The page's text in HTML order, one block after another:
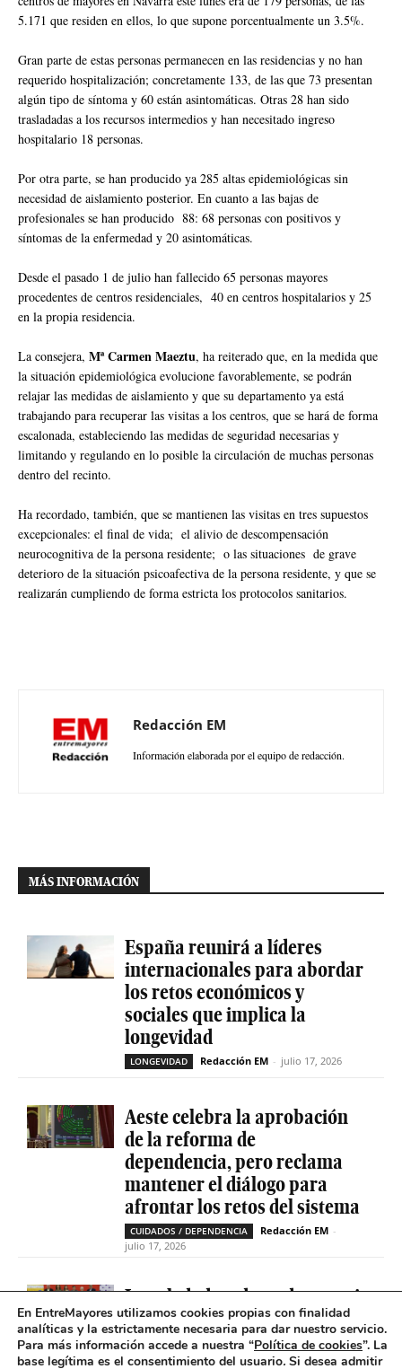
5.171 que residen en ellos, lo que supone porcentualmente un 3.5%.
Gran parte de estas personas permanecen en las residencias y no han
requerido hospitalización; concretamente 133, de las que 73 presentan
algún tipo de síntoma y 60 están asintomáticas. Otras 28 han sido
trasladadas a los recursos intermedios y han necesitado ingreso
hospitalario 18 personas.
Por otra parte, se han producido ya 285 altas epidemiológicas sin
necesidad de aislamiento posterior. En cuanto a las bajas de
profesionales se han producido 88: 68 personas con positivos y
síntomas de la enfermedad y 20 asintomáticas.
Desde el pasado 1 de julio han fallecido 65 personas mayores
procedentes de centros residenciales, 40 en centros hospitalarios y 25
en la propia residencia.
La consejera, Mª Carmen Maeztu, ha reiterado que, en la medida que
la situación epidemiológica evolucione favorablemente, se podrán
relajar las medidas de aislamiento y que su departamento ya está
trabajando para recuperar las visitas a los centros, que se hará de forma
escalonada, estableciendo las medidas de seguridad necesarias y
limitando y regulando en lo posible la circulación de muchas personas
dentro del recinto.
Ha recordado, también, que se mantienen las visitas en tres supuestos
excepcionales: el final de vida; el alivio de descompensación
neurocognitiva de la persona residente; o las situaciones de grave
deterioro de la situación psicoafectiva de la persona residente, y que se
realizarán cumpliendo de forma estricta los protocolos sanitarios.
Redacción EM
Información elaborada por el equipo de redacción.
MÁS INFORMACIÓN
España reunirá a líderes
internacionales para abordar
los retos económicos y
sociales que implica la
longevidad
LONGEVIDAD Redacción EM - julio 17, 2026
Aeste celebra la aprobación
de la reforma de
dependencia, pero reclama
mantener el diálogo para
afrontar los retos del sistema
CUIDADOS / DEPENDENCIA Redacción EM -
julio 17, 2026
La soledad no deseada es casi
cinco veces superior entre
personas que tienen
problemas de salud mental
En EntreMayores utilizamos cookies propias con finalidad
analíticas y la estrictamente necesaria para dar nuestro servicio.
Para más información accede a nuestra “Política de cookies”. La
base legítima es el consentimiento del usuario. Si desea admitir